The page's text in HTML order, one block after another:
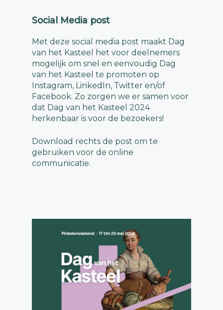
Social Media post
Met deze social media post maakt Dag
van het Kasteel het voor deelnemers
mogelijk om snel en eenvoudig Dag
van het Kasteel te promoten op
Instagram, LinkedIn, Twitter en/of
Facebook. Zo zorgen we er samen voor
dat Dag van het Kasteel 2024
herkenbaar is voor de bezoekers!
Download rechts de post om te
gebruiken voor de online
communicatie.